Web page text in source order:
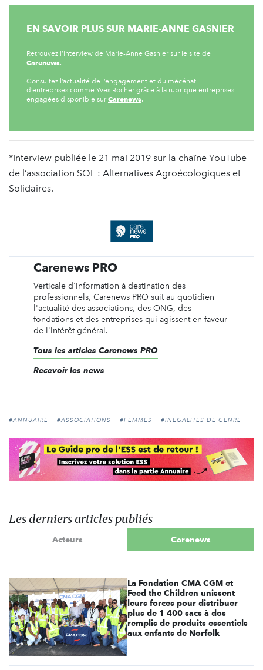
EN SAVOIR PLUS SUR MARIE-ANNE GASNIER
Retrouvez l’interview de Marie-Anne Gasnier sur le site de
Carenews.
Consultez l’actualité de l’engagement et du mécénat
d’entreprises comme Yves Rocher grâce à la rubrique entreprises
engagées disponible sur Carenews.
*Interview publiée le 21 mai 2019 sur la chaîne YouTube
de l’association SOL : Alternatives Agroécologiques et
Solidaires.
Carenews PRO
Verticale d'information à destination des
professionnels, Carenews PRO suit au quotidien
l'actualité des associations, des ONG, des
fondations et des entreprises qui agissent en faveur
de l'intérêt général.
Tous les articles Carenews PRO
Recevoir les news
#ANNUAIRE #ASSOCIATIONS #FEMMES #INÉGALITÉS DE GENRE
Les derniers articles publiés
Acteurs Carenews
La Fondation CMA CGM et
Feed the Children unissent
leurs forces pour distribuer
plus de 1 400 sacs à dos
remplis de produits essentiels
aux enfants de Norfolk